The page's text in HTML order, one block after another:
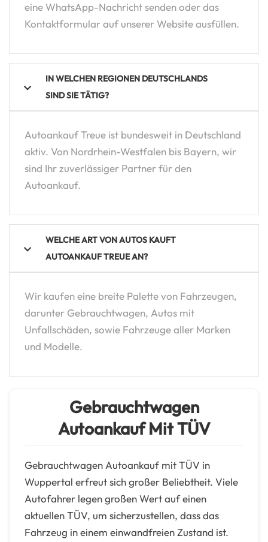
eine WhatsApp-Nachricht senden oder das
Kontaktformular auf unserer Website ausfüllen.
IN WELCHEN REGIONEN DEUTSCHLANDS
SIND SIE TÄTIG?
Autoankauf Treue ist bundesweit in Deutschland
aktiv. Von Nordrhein-Westfalen bis Bayern, wir
sind Ihr zuverlässiger Partner für den
Autoankauf.
WELCHE ART VON AUTOS KAUFT
AUTOANKAUF TREUE AN?
Wir kaufen eine breite Palette von Fahrzeugen,
darunter Gebrauchtwagen, Autos mit
Unfallschäden, sowie Fahrzeuge aller Marken
und Modelle.
Gebrauchtwagen
Autoankauf Mit TÜV
Gebrauchtwagen Autoankauf mit TÜV in
Wuppertal erfreut sich großer Beliebtheit. Viele
Autofahrer legen großen Wert auf einen
aktuellen TÜV, um sicherzustellen, dass das
Fahrzeug in einem einwandfreien Zustand ist.